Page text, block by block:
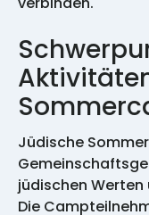
Jüdische
jüdischen
Die